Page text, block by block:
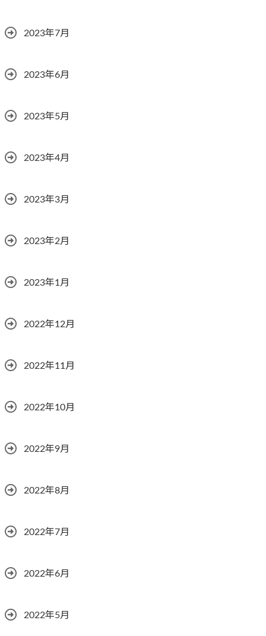
2023年7月
2023年6月
2023年5月
2023年4月
2023年3月
2023年2月
2023年1月
2022年12月
2022年11月
2022年10月
2022年9月
2022年8月
2022年7月
2022年6月
2022年5月